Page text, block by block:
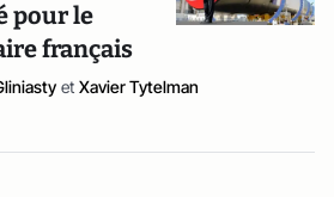
pour le
français
et Xavier Tytelman